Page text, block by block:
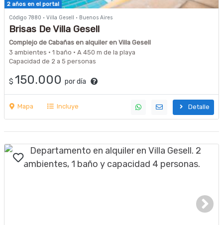
2 años en el portal
Código 7880 · Villa Gesell · Buenos Aires
Brisas De Villa Gesell
Complejo de Cabañas en alquiler en Villa Gesell
3 ambientes · 1 baño · A 450 m de la playa
Capacidad de 2 a 5 personas
$ 150.000 por día
Mapa Incluye Detalle